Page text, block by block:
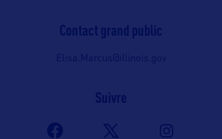
Contact grand public
Elisa.Marcus@illinois.gov
Suivre